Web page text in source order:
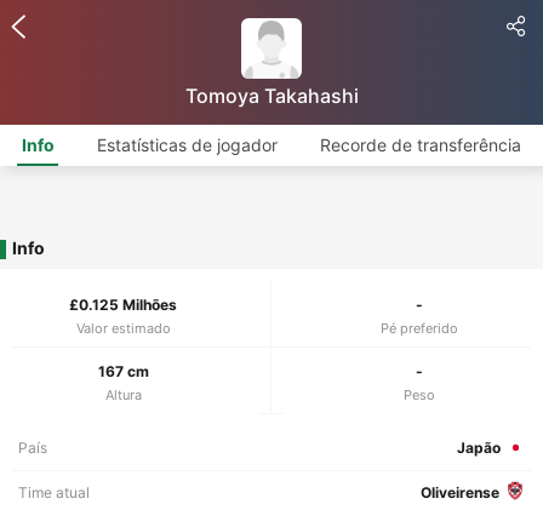
Tomoya Takahashi
Info Estatísticas de jogador Recorde de transferência
Info
£0.125 Milhões
Valor estimado
-
Pé preferido
167 cm
Altura
-
Peso
País Japão
Time atual Oliveirense